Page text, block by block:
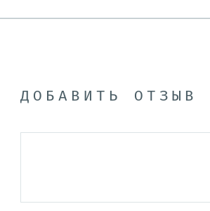
ДОБАВИТЬ ОТЗЫВ